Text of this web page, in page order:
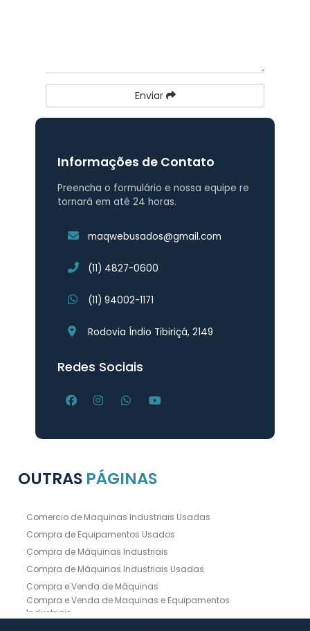
Informações de Contato
Preencha o formulário e nossa equipe re
tornará em até 24 horas.
maqwebusados@gmail.com
(11) 4827-0600
(11) 94002-1171
Rodovia Índio Tibiriçá, 2149
Redes Sociais
Enviar
OUTRAS PÁGINAS
Comercio de Maquinas Industriais Usadas
Compra de Equipamentos Usados
Compra de Máquinas Industriais
Compra de Máquinas Industriais Usadas
Compra e Venda de Máquinas
Compra e Venda de Maquinas e Equipamentos
Industriais